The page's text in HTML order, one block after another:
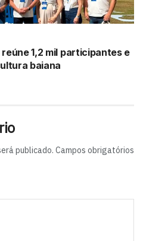
1,2 mil participantes e
baiana
publicado. Campos obrigatórios